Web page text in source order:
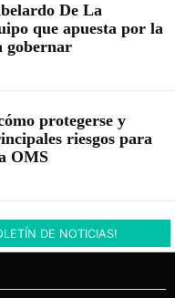
De La
que apuesta por la
gobernar
protegerse y
riesgos para
OMS
DE NOTICIAS!